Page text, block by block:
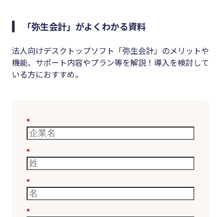
「弥生会計」がよくわかる資料
法人向けデスクトップソフト「弥生会計」のメリットや
機能、サポート内容やプラン等を解説！導入を検討して
いる方におすすめ。
*
*
*
*